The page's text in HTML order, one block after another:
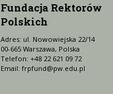
Fundacja Rektorów
Polskich
Adres: ul. Nowowiejska 22/14
00-665 Warszawa, Polska
Telefon: +48 22 621 09 72
Email: frpfund@pw.edu.pl